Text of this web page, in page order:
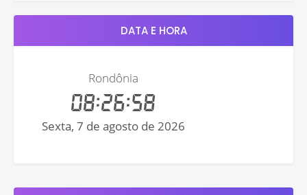
DATA E HORA